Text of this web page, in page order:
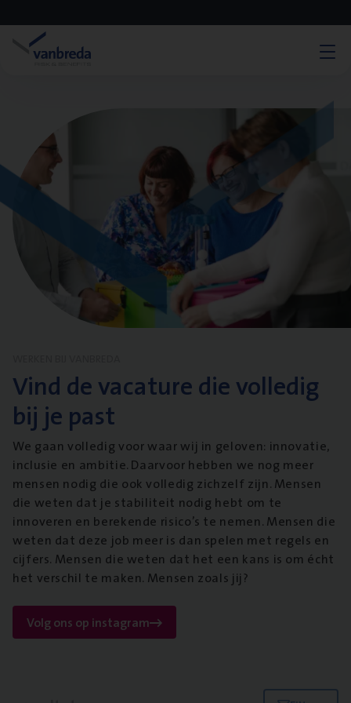
Vind de vacature die volledig
bij je past
We gaan volledig voor waar wij in geloven: innovatie,
inclusie en ambitie. Daarvoor hebben we nog meer
mensen nodig die ook volledig zichzelf zijn. Mensen
die weten dat je stabiliteit nodig hebt om te
innoveren en berekende risico’s te nemen. Mensen die
weten dat deze job meer is dan spelen met regels en
cijfers. Mensen die weten dat het een kans is om écht
het verschil te maken. Mensen zoals jij?
Volg ons op instagram